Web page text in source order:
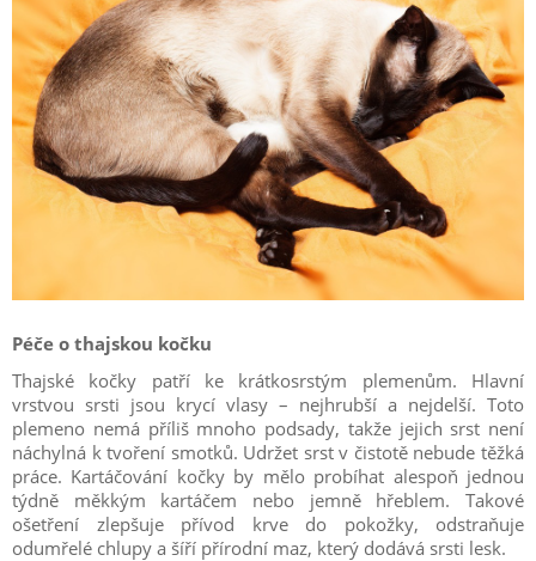
Péče o thajskou kočku
Thajské kočky patří ke krátkosrstým plemenům. Hlavní
vrstvou srsti jsou krycí vlasy – nejhrubší a nejdelší. Toto
plemeno nemá příliš mnoho podsady, takže jejich srst není
náchylná k tvoření smotků. Udržet srst v čistotě nebude těžká
práce. Kartáčování kočky by mělo probíhat alespoň jednou
týdně měkkým kartáčem nebo jemně hřeblem. Takové
ošetření zlepšuje přívod krve do pokožky, odstraňuje
odumřelé chlupy a šíří přírodní maz, který dodává srsti lesk.